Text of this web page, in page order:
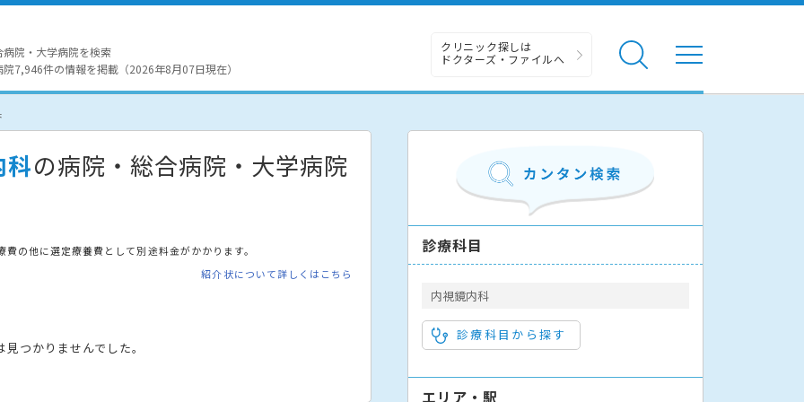
院・大学病院を検索
7,946件の情報を掲載（2026年8月07日現在）
クリニック探しは
ドクターズ・ファイルへ
科の病院・総合病院・大学病院
の他に選定療養費として別途料金がかかります。
紹介状について詳しくはこちら
つかりませんでした。
診療科目
内視鏡内科
診療科目から探す
エリア・駅